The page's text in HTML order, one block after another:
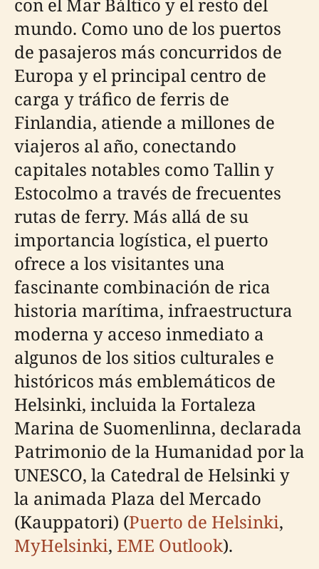
mundo. Como uno de los puertos
de pasajeros más concurridos de
Europa y el principal centro de
carga y tráfico de ferris de
Finlandia, atiende a millones de
viajeros al año, conectando
capitales notables como Tallin y
Estocolmo a través de frecuentes
rutas de ferry. Más allá de su
importancia logística, el puerto
ofrece a los visitantes una
fascinante combinación de rica
historia marítima, infraestructura
moderna y acceso inmediato a
algunos de los sitios culturales e
históricos más emblemáticos de
Helsinki, incluida la Fortaleza
Marina de Suomenlinna, declarada
Patrimonio de la Humanidad por la
UNESCO, la Catedral de Helsinki y
la animada Plaza del Mercado
(Kauppatori) (Puerto de Helsinki,
MyHelsinki, EME Outlook).